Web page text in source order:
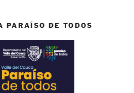
PARAÍSO DE TODOS